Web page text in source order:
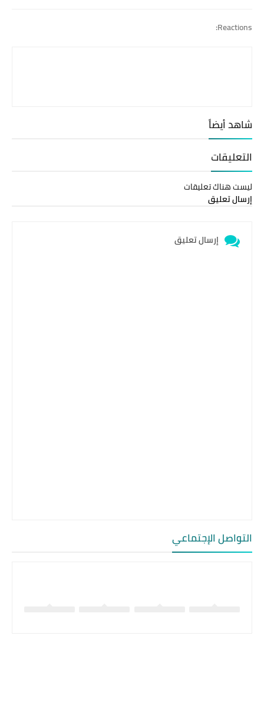
Reactions:
شاهد أيضاً
التعليقات
ليست هناك تعليقات
إرسال تعليق
إرسال تعليق
التواصل الإجتماعي